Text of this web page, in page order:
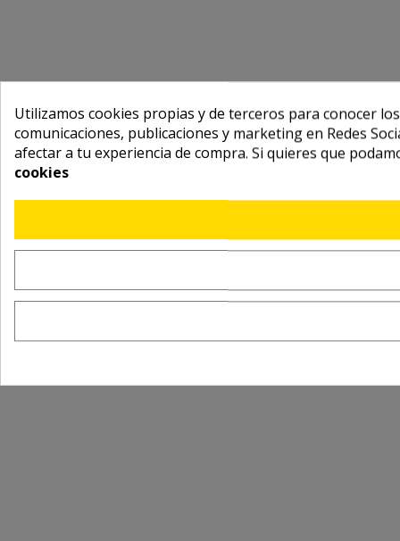
Utilizamos cookies propias y de terceros para conocer
comunicaciones, publicaciones y marketing en Redes
afectar a tu experiencia de compra. Si quieres que
cookies